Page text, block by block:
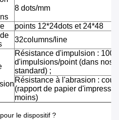
8 dots/mm
points 12*24dots et 24*48
32columns/line
Résistance d'impulsion : 100
d'impulsions/point (dans nos
standard) ;
Résistance à l'abrasion :
(rapport de papier
moins)
le dispositif ?